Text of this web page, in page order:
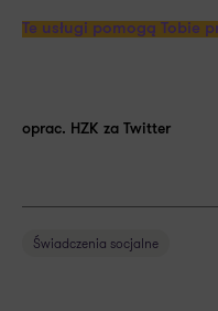
Te usługi pomogą Tobie
oprac. HZK za Twitter
Świadczenia socjalne